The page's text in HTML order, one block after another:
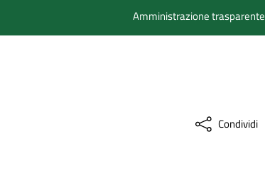
Amministrazione trasparente
Condividi